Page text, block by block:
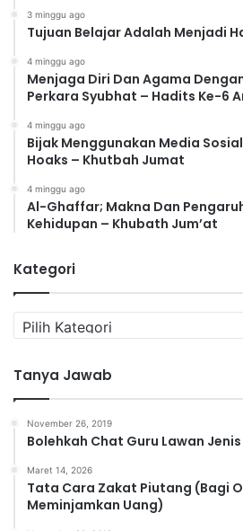
3 minggu ago
Tujuan Belajar Adalah Menjadi
4 minggu ago
Menjaga Diri Dan Agama
Perkara Syubhat – Hadits Ke-6
4 minggu ago
Bijak Menggunakan Media
Hoaks – Khutbah Jumat
4 minggu ago
Al-Ghaffar; Makna Dan
Kehidupan – Khubath Jum’at
Kategori
a
e
g
Tanya Jawab
November 26, 2019
Bolehkah Chat Guru Lawan
Maret 14, 2026
Tata Cara Zakat Piutang (Bagi
Meminjamkan Uang)